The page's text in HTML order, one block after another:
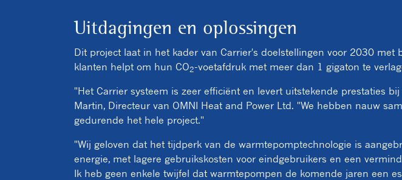
Uitdagingen en oplossingen
Dit project laat in het kader van Carrier's doelstellingen voor 2030 met
klanten helpt om hun CO2-voetafdruk met meer dan 1 gigaton te
"Het Carrier systeem is zeer efficiënt en levert uitstekende prestaties
Martin, Directeur van OMNI Heat and Power Ltd. "We hebben nauw
gedurende het hele project."
"Wij geloven dat het tijdperk van de warmtepomptechnologie is
energie, met lagere gebruikskosten voor eindgebruikers en een
Ik heb geen enkele twijfel dat warmtepompen de komende jaren een